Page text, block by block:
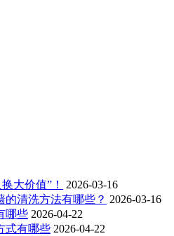
大价值”！
2026-03-16
的清洗方法有哪些？ 2026-03-16
哪些 2026-04-22
式有哪些 2026-04-22